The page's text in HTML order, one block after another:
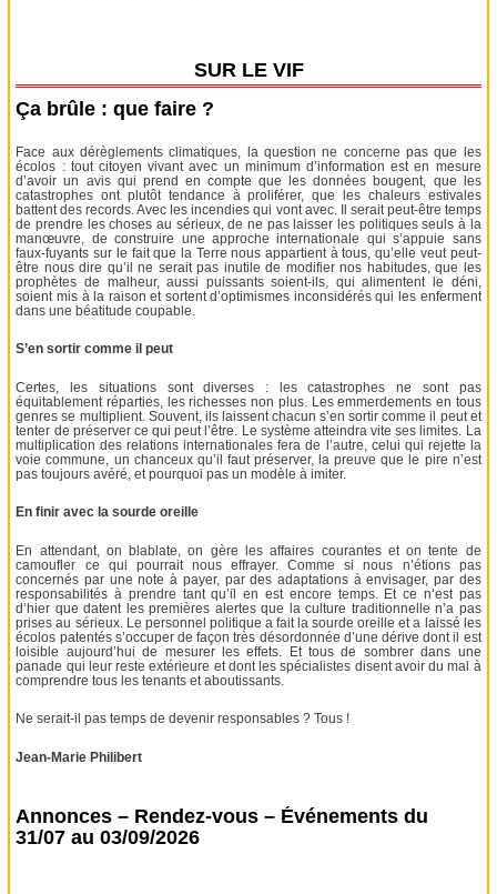
SUR LE VIF
Ça brûle : que faire ?
Face aux dérèglements climatiques, la question ne concerne pas que les
écolos : tout citoyen vivant avec un minimum d’information est en mesure
d’avoir un avis qui prend en compte que les données bougent, que les
catastrophes ont plutôt tendance à proliférer, que les chaleurs estivales
battent des records. Avec les incendies qui vont avec. Il serait peut-être temps
de prendre les choses au sérieux, de ne pas laisser les politiques seuls à la
manœuvre, de construire une approche internationale qui s’appuie sans
faux-fuyants sur le fait que la Terre nous appartient à tous, qu’elle veut peut-
être nous dire qu’il ne serait pas inutile de modifier nos habitudes, que les
prophètes de malheur, aussi puissants soient-ils, qui alimentent le déni,
soient mis à la raison et sortent d’optimismes inconsidérés qui les enferment
dans une béatitude coupable.
S’en sortir comme il peut
Certes, les situations sont diverses : les catastrophes ne sont pas
équitablement réparties, les richesses non plus. Les emmerdements en tous
genres se multiplient. Souvent, ils laissent chacun s’en sortir comme il peut et
tenter de préserver ce qui peut l’être. Le système atteindra vite ses limites. La
multiplication des relations internationales fera de l’autre, celui qui rejette la
voie commune, un chanceux qu’il faut préserver, la preuve que le pire n’est
pas toujours avéré, et pourquoi pas un modèle à imiter.
En finir avec la sourde oreille
En attendant, on blablate, on gère les affaires courantes et on tente de
camoufler ce qui pourrait nous effrayer. Comme si nous n’étions pas
concernés par une note à payer, par des adaptations à envisager, par des
responsabilités à prendre tant qu’il en est encore temps. Et ce n’est pas
d’hier que datent les premières alertes que la culture traditionnelle n’a pas
prises au sérieux. Le personnel politique a fait la sourde oreille et a laissé les
écolos patentés s’occuper de façon très désordonnée d’une dérive dont il est
loisible aujourd’hui de mesurer les effets. Et tous de sombrer dans une
panade qui leur reste extérieure et dont les spécialistes disent avoir du mal à
comprendre tous les tenants et aboutissants.
Ne serait-il pas temps de devenir responsables ? Tous !
Jean-Marie Philibert
Annonces – Rendez-vous – Événements du
31/07 au 03/09/2026